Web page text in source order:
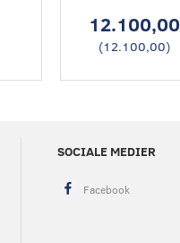
12.100,00
(12.100,00)
SOCIALE MEDIER